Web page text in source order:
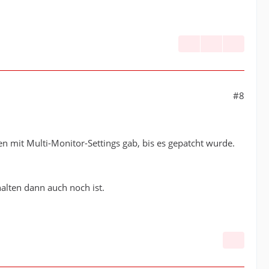
#8
mit Multi-Monitor-Settings gab, bis es gepatcht wurde.
dann auch noch ist.